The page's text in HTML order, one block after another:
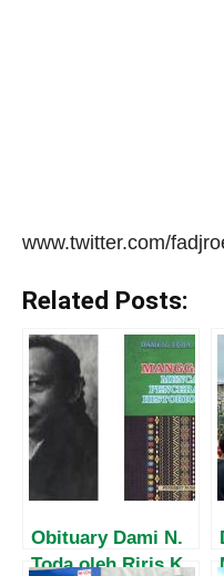
www.twitter.com/
Related Posts:
Obituary Dami N.
Toda oleh Riris K.